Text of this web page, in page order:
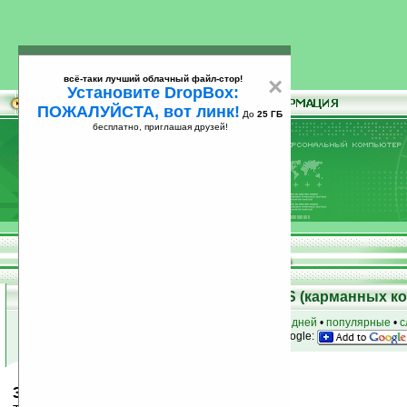
25
Скачать программы для Palm OS (карманных
за 7 дней • популярные •
на Google:
3D Color Cube v1.2
×
всё-таки лучший облачный файл-стор!
Установите DropBox:
ПОЖАЛУЙСТА, вот линк! До 25 ГБ
бесплатно, приглашая друзей!